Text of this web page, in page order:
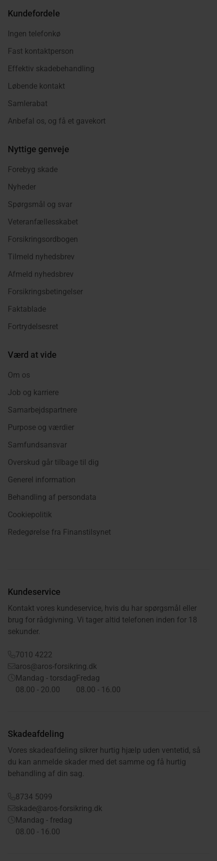
Kundefordele
Ingen telefonkø
Fast kontaktperson
Effektiv skadebehandling
Løbende kontakt
Samlerabat
Anbefal os, og få et gavekort
Nyttige genveje
Forebyg skade
Nyheder
Spørgsmål og svar
Veteranfællesskabet
Forsikringsordbogen
Tilmeld nyhedsbrev
Afmeld nyhedsbrev
Forsikringsbetingelser
Faktablade
Fortrydelsesret
Værd at vide
Om os
Job og karriere
Samarbejdspartnere
Purpose og værdier
Samfundsansvar
Overskud går tilbage til dig
Generel information
Behandling af persondata
Cookiepolitik
Redegørelse fra Finanstilsynet
Kundeservice
Kontakt vores kundeservice, hvis du har spørgsmål eller
brug for rådgivning. Vi tager altid telefonen inden for 18
sekunder.
7010 4222
aros@aros-forsikring.dk
Mandag - torsdag
08.00 - 20.00
Fredag
08.00 - 16.00
Skadeafdeling
Vores skadeafdeling sikrer hurtig hjælp uden ventetid, så
du kan anmelde skader med det samme og få hurtig
behandling af din sag.
8734 5099
skade@aros-forsikring.dk
Mandag - fredag
08.00 - 16.00